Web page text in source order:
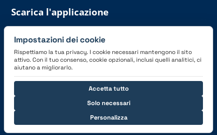
Scarica l'applicazione
Connettiti con noi
Impostazioni dei cookie
Rispettiamo la tua privacy. I cookie necessari mantengono il sito
attivo. Con il tuo consenso, cookie opzionali, inclusi quelli analitici, ci
aiutano a migliorarlo.
Solo necessari
Personalizza
Accetta tutto